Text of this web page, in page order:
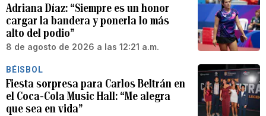
Adriana Díaz: “Siempre es un honor
cargar la bandera y ponerla lo más
alto del podio”
8 de agosto de 2026 a las 12:21 a.m.
BÉISBOL
Fiesta sorpresa para Carlos Beltrán en
el Coca-Cola Music Hall: “Me alegra
que sea en vida”